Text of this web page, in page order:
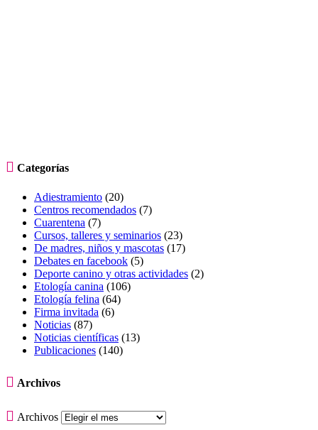
 Categorías
Adiestramiento (20)
Centros recomendados (7)
Cuarentena (7)
Cursos, talleres y seminarios (23)
De madres, niños y mascotas (17)
Debates en facebook (5)
Deporte canino y otras actividades (2)
Etología canina (106)
Etología felina (64)
Firma invitada (6)
Noticias (87)
Noticias científicas (13)
Publicaciones (140)
 Archivos
 Archivos